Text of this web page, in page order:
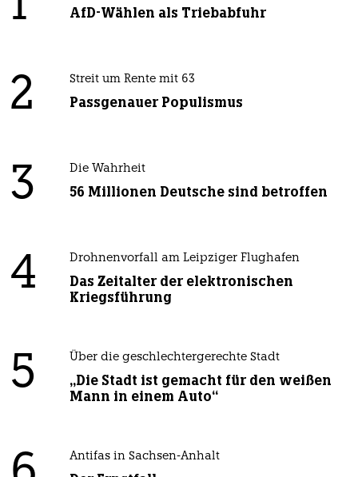
AfD-Wählen als Triebabfuhr
2 Streit um Rente mit 63
Passgenauer Populismus
3 Die Wahrheit
56 Millionen Deutsche sind betroffen
4 Drohnenvorfall am Leipziger Flughafen
Das Zeitalter der elektronischen
Kriegsführung
5 Über die geschlechtergerechte Stadt
„Die Stadt ist gemacht für den weißen
Mann in einem Auto“
Antifas in Sachsen-Anhalt